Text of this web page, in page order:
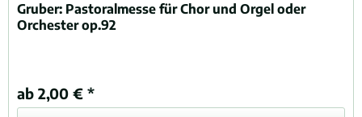
Gruber: Pastoralmesse für Chor und Orgel oder
Orchester op.92
ab 2,00 € *